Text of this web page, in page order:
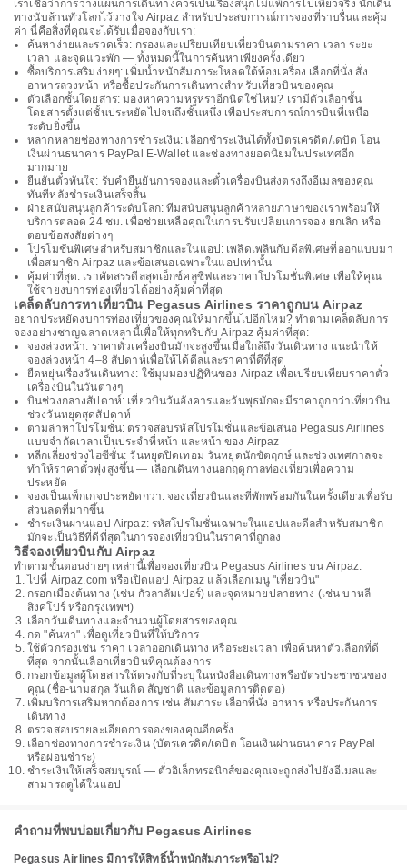
เราเชื่อว่าการวางแผนการเดินทางควรเป็นเรื่องสนุกไม่แพ้การไปเที่ยวจริง นักเดิน
ทางนับล้านทั่วโลกไว้วางใจ Airpaz สำหรับประสบการณ์การจองที่ราบรื่นและคุ้ม
ค่า นี่คือสิ่งที่คุณจะได้รับเมื่อจองกับเรา:
ค้นหาง่ายและรวดเร็ว: กรองและเปรียบเทียบเที่ยวบินตามราคา เวลา ระยะ
เวลา และจุดแวะพัก — ทั้งหมดนี้ในการค้นหาเพียงครั้งเดียว
ซื้อบริการเสริมง่ายๆ: เพิ่มน้ำหนักสัมภาระโหลดใต้ท้องเครื่อง เลือกที่นั่ง สั่ง
อาหารล่วงหน้า หรือซื้อประกันการเดินทางสำหรับเที่ยวบินของคุณ
ตัวเลือกชั้นโดยสาร: มองหาความหรูหราอีกนิดใช่ไหม? เรามีตัวเลือกชั้น
โดยสารตั้งแต่ชั้นประหยัดไปจนถึงชั้นหนึ่ง เพื่อประสบการณ์การบินที่เหนือ
ระดับยิ่งขึ้น
หลากหลายช่องทางการชำระเงิน: เลือกชำระเงินได้ทั้งบัตรเครดิต/เดบิต โอน
เงินผ่านธนาคาร PayPal E-Wallet และช่องทางยอดนิยมในประเทศอีก
มากมาย
ยืนยันตั๋วทันใจ: รับคำยืนยันการจองและตั๋วเครื่องบินส่งตรงถึงอีเมลของคุณ
ทันทีหลังชำระเงินเสร็จสิ้น
ฝ่ายสนับสนุนลูกค้าระดับโลก: ทีมสนับสนุนลูกค้าหลายภาษาของเราพร้อมให้
บริการตลอด 24 ชม. เพื่อช่วยเหลือคุณในการปรับเปลี่ยนการจอง ยกเลิก หรือ
ตอบข้อสงสัยต่างๆ
โปรโมชั่นพิเศษสำหรับสมาชิกและในแอป: เพลิดเพลินกับดีลพิเศษที่ออกแบบมา
เพื่อสมาชิก Airpaz และข้อเสนอเฉพาะในแอปเท่านั้น
คุ้มค่าที่สุด: เราคัดสรรดีลสุดเอ็กซ์คลูซีฟและราคาโปรโมชั่นพิเศษ เพื่อให้คุณ
ใช้จ่ายงบการท่องเที่ยวได้อย่างคุ้มค่าที่สุด
เคล็ดลับการหาเที่ยวบิน Pegasus Airlines ราคาถูกบน Airpaz
อยากประหยัดงบการท่องเที่ยวของคุณให้มากขึ้นไปอีกไหม? ทำตามเคล็ดลับการ
จองอย่างชาญฉลาดเหล่านี้เพื่อให้ทุกทริปกับ Airpaz คุ้มค่าที่สุด:
จองล่วงหน้า: ราคาตั๋วเครื่องบินมักจะสูงขึ้นเมื่อใกล้ถึงวันเดินทาง แนะนำให้
จองล่วงหน้า 4–8 สัปดาห์เพื่อให้ได้ดีลและราคาที่ดีที่สุด
ยืดหยุ่นเรื่องวันเดินทาง: ใช้มุมมองปฏิทินของ Airpaz เพื่อเปรียบเทียบราคาตั๋ว
เครื่องบินในวันต่างๆ
บินช่วงกลางสัปดาห์: เที่ยวบินวันอังคารและวันพุธมักจะมีราคาถูกกว่าเที่ยวบิน
ช่วงวันหยุดสุดสัปดาห์
ตามล่าหาโปรโมชั่น: ตรวจสอบรหัสโปรโมชั่นและข้อเสนอ Pegasus Airlines
แบบจำกัดเวลาเป็นประจำที่หน้า และหน้า ของ Airpaz
หลีกเลี่ยงช่วงไฮซีซั่น: วันหยุดปิดเทอม วันหยุดนักขัตฤกษ์ และช่วงเทศกาลจะ
ทำให้ราคาตั๋วพุ่งสูงขึ้น — เลือกเดินทางนอกฤดูกาลท่องเที่ยวเพื่อความ
ประหยัด
จองเป็นแพ็กเกจประหยัดกว่า: จองเที่ยวบินและที่พักพร้อมกันในครั้งเดียวเพื่อรับ
ส่วนลดที่มากขึ้น
ชำระเงินผ่านแอป Airpaz: รหัสโปรโมชั่นเฉพาะในแอปและดีลสำหรับสมาชิก
มักจะเป็นวิธีที่ดีที่สุดในการจองเที่ยวบินในราคาที่ถูกลง
วิธีจองเที่ยวบินกับ Airpaz
ทำตามขั้นตอนง่ายๆ เหล่านี้เพื่อจองเที่ยวบิน Pegasus Airlines บน Airpaz:
ไปที่ Airpaz.com หรือเปิดแอป Airpaz แล้วเลือกเมนู "เที่ยวบิน"
กรอกเมืองต้นทาง (เช่น กัวลาลัมเปอร์) และจุดหมายปลายทาง (เช่น บาหลี
สิงคโปร์ หรือกรุงเทพฯ)
เลือกวันเดินทางและจำนวนผู้โดยสารของคุณ
กด "ค้นหา" เพื่อดูเที่ยวบินที่ให้บริการ
ใช้ตัวกรองเช่น ราคา เวลาออกเดินทาง หรือระยะเวลา เพื่อค้นหาตัวเลือกที่ดี
ที่สุด จากนั้นเลือกเที่ยวบินที่คุณต้องการ
กรอกข้อมูลผู้โดยสารให้ตรงกับที่ระบุในหนังสือเดินทางหรือบัตรประชาชนของ
คุณ (ชื่อ-นามสกุล วันเกิด สัญชาติ และข้อมูลการติดต่อ)
เพิ่มบริการเสริมหากต้องการ เช่น สัมภาระ เลือกที่นั่ง อาหาร หรือประกันการ
เดินทาง
ตรวจสอบรายละเอียดการจองของคุณอีกครั้ง
เลือกช่องทางการชำระเงิน (บัตรเครดิต/เดบิต โอนเงินผ่านธนาคาร PayPal
หรือผ่อนชำระ)
ชำระเงินให้เสร็จสมบูรณ์ — ตั๋วอิเล็กทรอนิกส์ของคุณจะถูกส่งไปยังอีเมลและ
สามารถดูได้ในแอป
คำถามที่พบบ่อยเกี่ยวกับ Pegasus Airlines
Pegasus Airlines มีการให้สิทธิ์น้ำหนักสัมภาระหรือไม่?